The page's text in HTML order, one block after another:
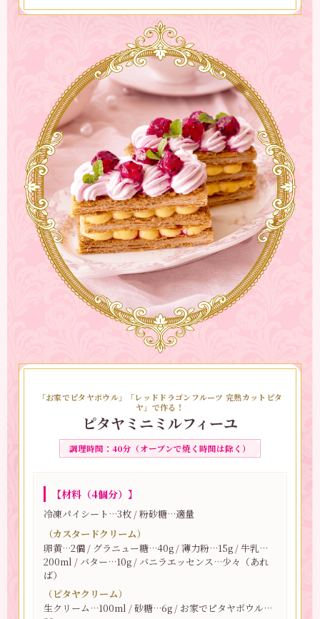
（ピタヤクリーム）
ボウルに生クリームと砂糖を入れ、泡立て器で6分
立てになるまで泡立てる。
半解凍した「お家でピタヤボウル」を加え、8分立
てになるまで泡立てたら、口金を入れた絞り袋に入
れる。
（パルフェ）
1.
グラスに、ピタヤクリームを作る際に残った「お家
でピタヤボウル」を入れ、作っておいたピタヤクリ
ームを絞る。
2.
3cm角程度の大きさに切ったスポンジを乗せ、再度
ピタヤクリームを絞る。
3.
「レッドドラゴンフルーツ 完熟カットピタヤ」を乗
せ、作っておいたピタヤアイス、ミントを飾り付け
て完成！
ピタヤクリームに使う生クリームは、動物性で脂肪分
42％以上のものがおすすめです。 コクがあり、ピタヤ
のさっぱりとした風味ともバランスよく仕上がりま
ピタヤクリームを泡立てる際は、氷水に当てながら行
うと、空気をしっかり含み、安定したクリームに仕上
がります。
【やまさきさんコメント】
ねた、相性抜群のパルフェ。さっぱりとした甘さで、
す。
ピタヤアイスは袋で簡単に作れるのに、それだけでも
しっかりおいしいのがうれしいポイント。暑い日にも
ぴったりです♪ 盛り付けはお好みで、自由に楽しんで
ください！
「お家でピタヤボウル」「レッドドラゴンフルーツ 完熟カットピタ
ヤ」で作る！
ピタヤミニミルフィーユ
調理時間：40分（オーブンで焼く時間は除く）
【材料（4個分）】
冷凍パイシート…3枚 / 粉砂糖…適量
（カスタードクリーム）
卵黄…2個 / グラニュー糖…40g / 薄力粉…15g / 牛乳…
200ml / バター…10g / バニラエッセンス…少々（あれ
ば）
（ピタヤクリーム）
生クリーム…100ml / 砂糖…6g / お家でピタヤボウル…